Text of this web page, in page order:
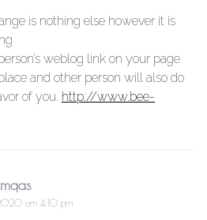
is nothing else however it is
weblog link on your page
and other person will also do
of you. http://www.bee-
om 4:10 pm